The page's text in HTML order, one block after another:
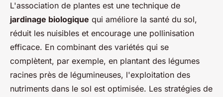
L'association de plantes est une technique de
jardinage biologique qui améliore la santé du sol,
réduit les nuisibles et encourage une pollinisation
efficace. En combinant des variétés qui se
complètent, par exemple, en plantant des légumes
racines près de légumineuses, l'exploitation des
nutriments dans le sol est optimisée. Les stratégies de